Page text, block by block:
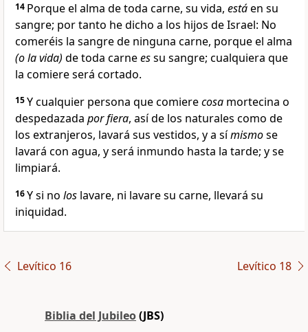
14 Porque el alma de toda carne, su vida, estáen su
sangre; por tanto he dicho a los hijos de Israel: No
comeréis la sangre de ninguna carne, porque el alma
(o la vida) de toda carneessu sangre; cualquiera que
la comiere será cortado.
15Y cualquier persona que comierecosa mortecina o
despedazada por fiera, así de los naturales como de
los extranjeros, lavará sus vestidos, y a símismose
lavará con agua, y será inmundo hasta la tarde; y se
limpiará.
16Y si no los lavare, ni lavare su carne, llevará su
iniquidad.
Levítico 16 Levítico 18
Biblia del Jubileo(JBS)